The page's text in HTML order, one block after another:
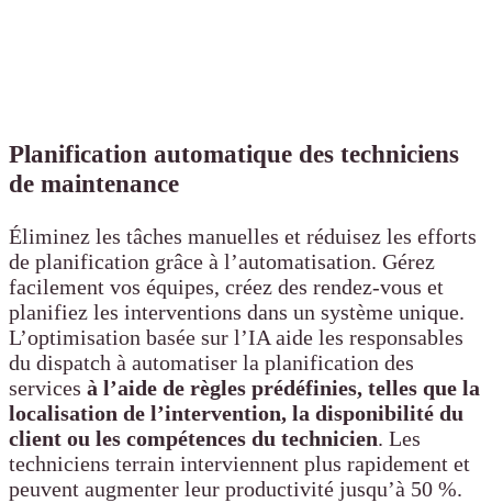
Planification automatique des techniciens
de maintenance
Éliminez les tâches manuelles et réduisez les efforts
de planification grâce à l’automatisation. Gérez
facilement vos équipes, créez des rendez-vous et
planifiez les interventions dans un système unique.
L’optimisation basée sur l’IA aide les responsables
du dispatch à automatiser la planification des
services à l’aide de règles prédéfinies, telles que la
localisation de l’intervention, la disponibilité du
client ou les compétences du technicien. Les
techniciens terrain interviennent plus rapidement et
peuvent augmenter leur productivité jusqu’à 50 %.